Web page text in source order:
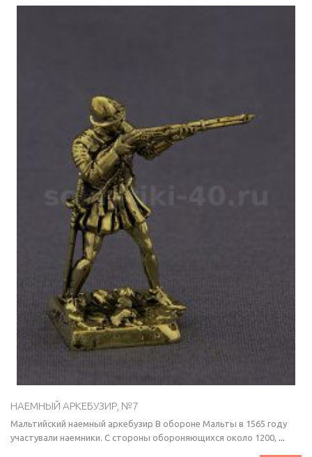
НАЕМНЫЙ АРКЕБУЗИР, №7
Мальтийский наемный аркебузир В обороне Мальты в 1565 году
участували наемники. С стороны обороняющихся около 1200, ...